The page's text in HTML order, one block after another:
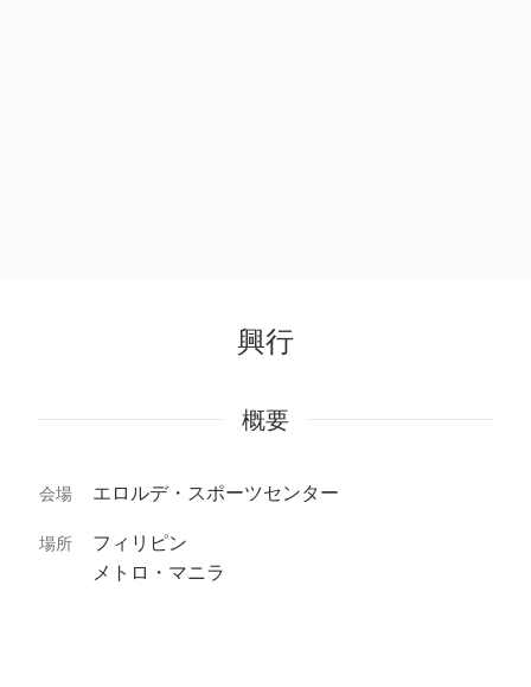
興行
概要
会場 エロルデ・スポーツセンター
場所
フィリピン
メトロ・マニラ